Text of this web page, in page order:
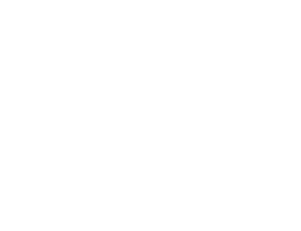
Talleres, escape room y
El fichaje más caro de la
costaba 105 millones de euros